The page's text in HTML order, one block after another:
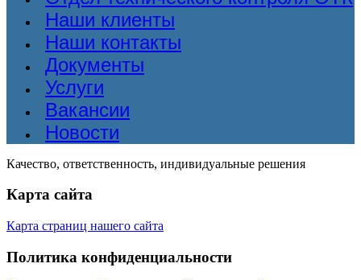
Наши клиенты
Наши контакты
Документы
Услуги
Вакансии
Новости
Качество, ответственность, индивидуальные решения
Карта сайта
Карта страниц нашего сайта
Политика конфиденциальности